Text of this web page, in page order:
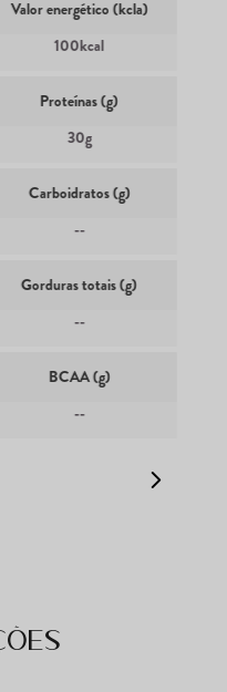
Valor energético (kcla)
100kcal
Proteínas (g)
30g
Carboidratos (g)
--
Gorduras totais (g)
--
BCAA (g)
--